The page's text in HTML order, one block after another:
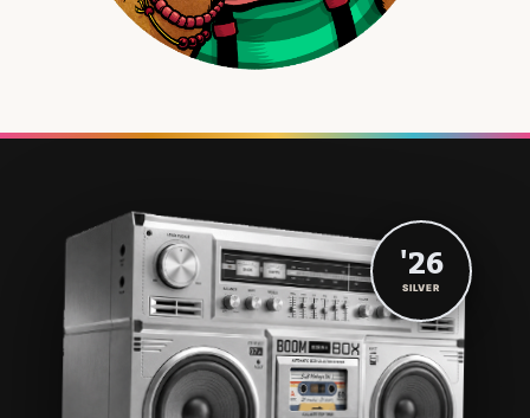
'26
SILVER